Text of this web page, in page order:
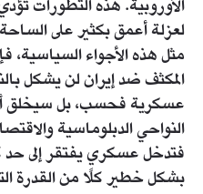
الأوروبية. هذه التطورات
لعزلة أعمق بكثير على
مثل هذه الأجواء
المكثف ضد إيران لن يشكل
عسكرية فحسب، بل سيخلق
النواحي الدبلوماسية
فتدخل عسكري يفتقر إلى
بشكل خطير كلًا من القدرة